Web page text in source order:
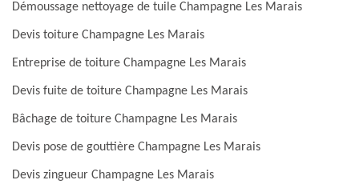
Démoussage nettoyage de tuile Champagne Les Marais
Devis toiture Champagne Les Marais
Entreprise de toiture Champagne Les Marais
Devis fuite de toiture Champagne Les Marais
Bâchage de toiture Champagne Les Marais
Devis pose de gouttière Champagne Les Marais
Devis zingueur Champagne Les Marais